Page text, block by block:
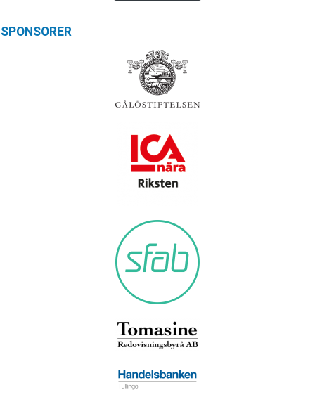
SPONSORER